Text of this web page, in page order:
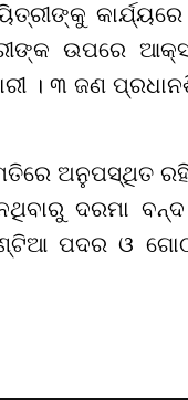
ଉପରେ
। ୩ ଜଣ
ଅନୁପସ୍ଥିତ
ଦରମା
ପଦର ଓ